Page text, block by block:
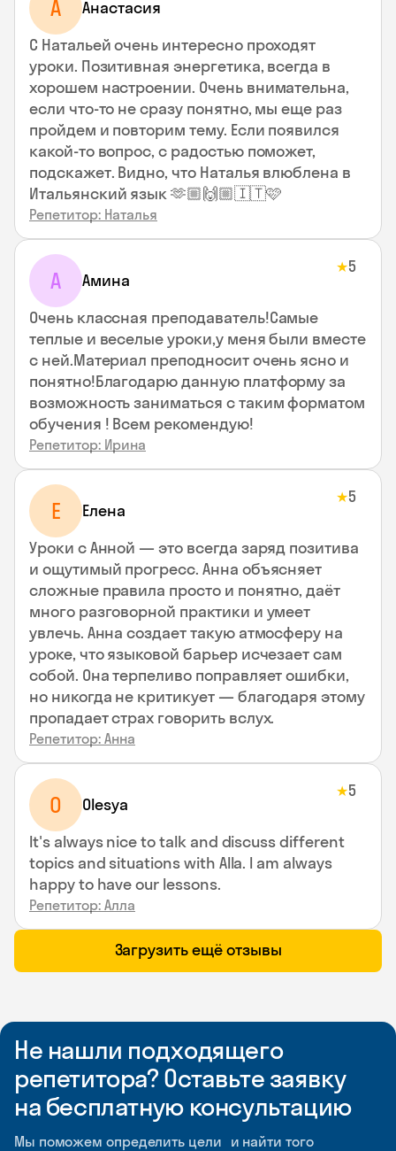
А Анастасия
С Натальей очень интересно проходят
уроки. Позитивная энергетика, всегда в
хорошем настроении. Очень внимательна,
если что-то не сразу понятно, мы еще раз
пройдем и повторим тему. Если появился
какой-то вопрос, с радостью поможет,
подскажет. Видно, что Наталья влюблена в
Итальянский язык 🫶🏼🙌🏼🇮🇹🩷
Репетитор: Наталья
А Амина
★5
Очень классная преподаватель!Самые
теплые и веселые уроки,у меня были вместе
с ней.Материал преподносит очень ясно и
понятно!Благодарю данную платформу за
возможность заниматься с таким форматом
обучения ! Всем рекомендую!
Репетитор: Ирина
Е Елена
★5
Уроки с Анной — это всегда заряд позитива
и ощутимый прогресс. Анна объясняет
сложные правила просто и понятно, даёт
много разговорной практики и умеет
увлечь. Анна создает такую атмосферу на
уроке, что языковой барьер исчезает сам
собой. Она терпеливо поправляет ошибки,
но никогда не критикует — благодаря этому
пропадает страх говорить вслух.
Репетитор: Анна
O Olesya
★5
It's always nice to talk and discuss different
topics and situations with Alla. I am always
happy to have our lessons.
Репетитор: Алла
Загрузить ещё отзывы
Не нашли подходящего
репетитора? Оставьте заявку
на бесплатную консультацию
Мы поможем определить цели и найти того